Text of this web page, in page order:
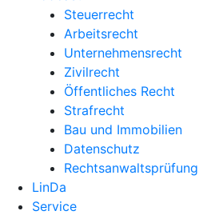
Steuerrecht
Arbeitsrecht
Unternehmens­recht
Zivilrecht
Öffentliches Recht
Strafrecht
Bau und Immobilien
Datenschutz
Rechtsanwalts­prüfung
LinDa
Service